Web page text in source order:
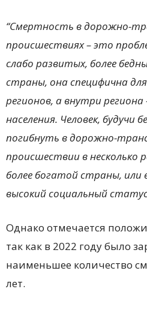
“Смертность в дорожно-
происшествиях – это
слабо развитых, более
страны, она специфична
регионов, а внутри региона
населения. Человек, будучи
погибнуть в дорожно-
происшествии в несколько
более богатой страны, или
высокий социальный
Однако отмечается
так как в 2022 году было
наименьшее количество
лет.